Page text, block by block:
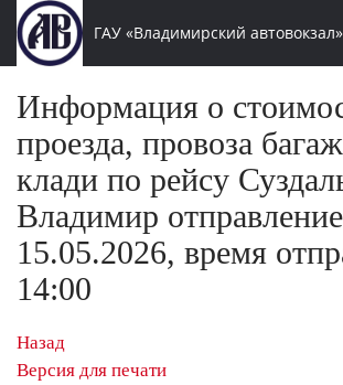
ГАУ «Владимирский автовокзал»
Информация о
проезда, провоза
клади по рейсу
Владимир отправление
15.05.2026, время
14:00
Назад
Версия для печати